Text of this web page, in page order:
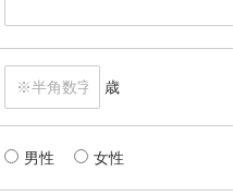
歳
男性 女性